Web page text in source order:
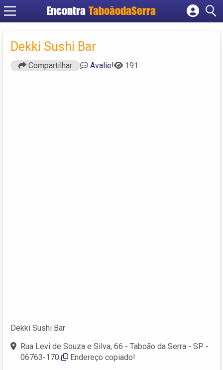
Encontra TaboãodaSerra
Cadastrar empresa
Dekki Sushi Bar
Compartilhar Avalie! 191
Dekki Sushi Bar
Rua Levi de Souza e Silva, 66 - Taboão da Serra - SP -
06763-170
Endereço copiado!